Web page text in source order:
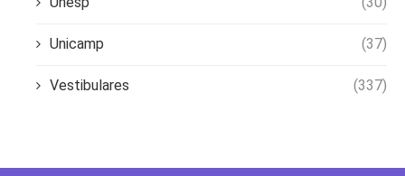
Unicamp (37)
Vestibulares (337)